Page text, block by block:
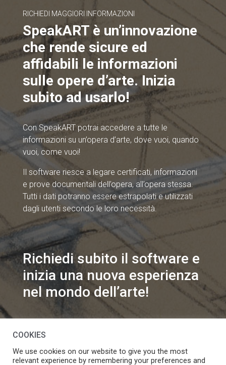
RICHIEDI MAGGIORI INFORMAZIONI
SpeakART è un’innovazione
che rende sicure ed
affidabili le informazioni
sulle opere d’arte. Inizia
subito ad usarlo!
Con SpeakART potrai accedere a tutte le
informazioni su un’opera d’arte, dove vuoi, quando
vuoi, come vuoi!
Il software riesce a legare certificati, informazioni
e prove documentali dell’opera, all’opera stessa.
Tutti i dati potranno essere estrapolati e utilizzati
dagli utenti secondo le loro necessità.
Richiedi subito il software e
inizia una nuova esperienza
nel mondo dell’arte!
COOKIES
We use cookies on our website to give you the most
relevant experience by remembering your preferences and